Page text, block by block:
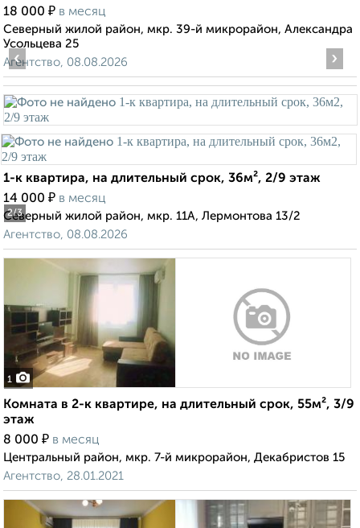
18 000 ₽ в месяц
Северный жилой район, мкр. 39-й микрорайон, Александра
Усольцева 25
Агентство, 08.08.2026
2/3
‹ ›
1-к квартира, на длительный срок, 36м², 2/9 этаж
14 000 ₽ в месяц
Северный жилой район, мкр. 11А, Лермонтова 13/2
Агентство, 08.08.2026
1
Комната в 2-к квартире, на длительный срок, 55м², 3/9
этаж
8 000 ₽ в месяц
Центральный район, мкр. 7-й микрорайон, Декабристов 15
Агентство, 28.01.2021